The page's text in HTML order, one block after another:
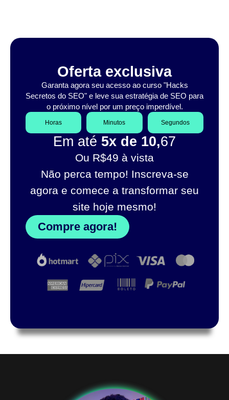
Oferta exclusiva
Garanta agora seu acesso ao curso "Hacks
Secretos do SEO" e leve sua estratégia de SEO para
o próximo nível por um preço imperdível.
Horas Minutos Segundos
Em até 5x de 10,67
Ou R$49 à vista
Não perca tempo! Inscreva-se
agora e comece a transformar seu
site hoje mesmo!
Compre agora!